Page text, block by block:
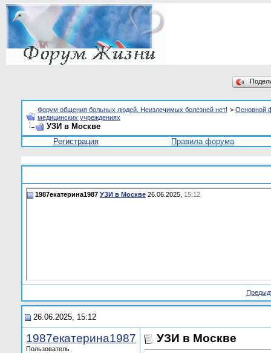
Форум общения больных людей. Неизлечимых болезней нет! > Основной
медицинских учреждениях
УЗИ в Москве
Регистрация
Правила форума
1987екатерина1987 УЗИ в Москве 26.06.2025, 15:12
26.06.2025, 15:12
1987екатерина1987
Пользователь
УЗИ в Москве